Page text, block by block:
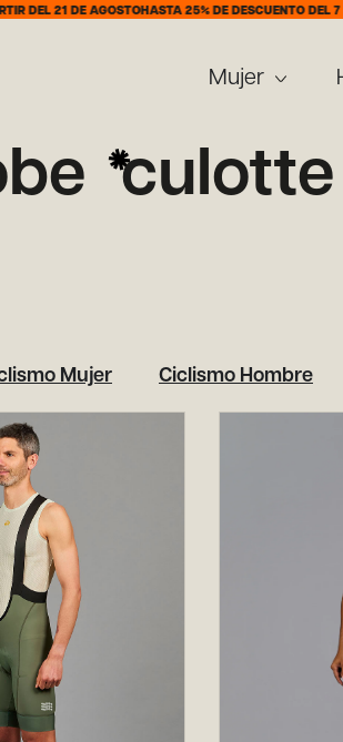
DEL 21 DE AGOSTOHASTA 25% DE DESCUENTO DEL 7
Mujer
Mujer Ciclismo Hombre